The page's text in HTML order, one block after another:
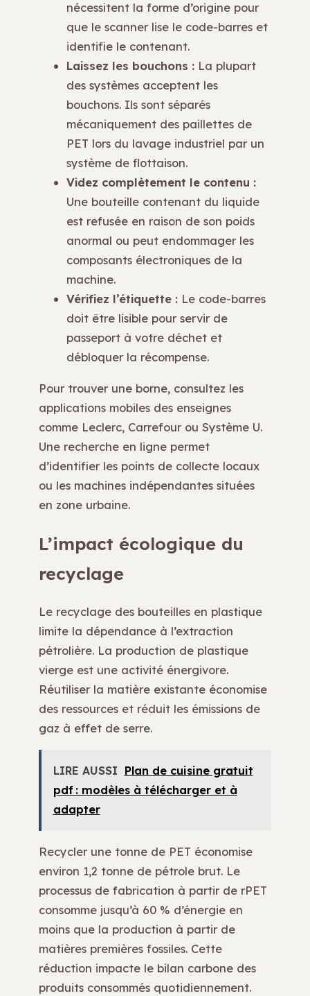
nécessitent la forme d’origine pour
que le scanner lise le code-barres et
identifie le contenant.
Laissez les bouchons : La plupart
des systèmes acceptent les
bouchons. Ils sont séparés
mécaniquement des paillettes de
PET lors du lavage industriel par un
système de flottaison.
Videz complètement le contenu :
Une bouteille contenant du liquide
est refusée en raison de son poids
anormal ou peut endommager les
composants électroniques de la
machine.
Vérifiez l’étiquette : Le code-barres
doit être lisible pour servir de
passeport à votre déchet et
débloquer la récompense.
Pour trouver une borne, consultez les
applications mobiles des enseignes
comme Leclerc, Carrefour ou Système U.
Une recherche en ligne permet
d’identifier les points de collecte locaux
ou les machines indépendantes situées
en zone urbaine.
L’impact écologique du
recyclage
Le recyclage des bouteilles en plastique
limite la dépendance à l’extraction
pétrolière. La production de plastique
vierge est une activité énergivore.
Réutiliser la matière existante économise
des ressources et réduit les émissions de
gaz à effet de serre.
LIRE AUSSI Plan de cuisine gratuit
pdf : modèles à télécharger et à
adapter
Recycler une tonne de PET économise
environ 1,2 tonne de pétrole brut. Le
processus de fabrication à partir de rPET
consomme jusqu’à 60 % d’énergie en
moins que la production à partir de
matières premières fossiles. Cette
réduction impacte le bilan carbone des
produits consommés quotidiennement.